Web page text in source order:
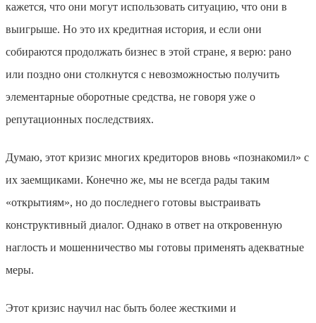
кажется, что они могут использовать ситуацию, что они в
выигрыше. Но это их кредитная история, и если они
собираются продолжать бизнес в этой стране, я верю: рано
или поздно они столкнутся с невозможностью получить
элементарные оборотные средства, не говоря уже о
репутационных последствиях.
Думаю, этот кризис многих кредиторов вновь «познакомил» с
их заемщиками. Конечно же, мы не всегда рады таким
«открытиям», но до последнего готовы выстраивать
конструктивный диалог. Однако в ответ на откровенную
наглость и мошенничество мы готовы применять адекватные
меры.
Этот кризис научил нас быть более жесткими и